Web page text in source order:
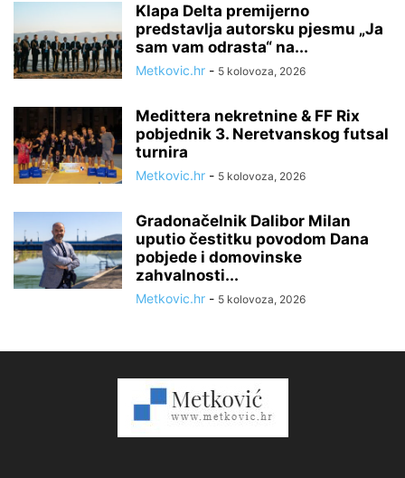
Klapa Delta premijerno
predstavlja autorsku pjesmu „Ja
sam vam odrasta“ na...
Metkovic.hr - 5 kolovoza, 2026
Medittera nekretnine & FF Rix
pobjednik 3. Neretvanskog futsal
turnira
Metkovic.hr - 5 kolovoza, 2026
Gradonačelnik Dalibor Milan
uputio čestitku povodom Dana
pobjede i domovinske
zahvalnosti...
Metkovic.hr - 5 kolovoza, 2026